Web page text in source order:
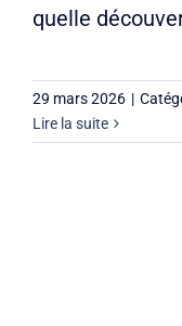
quelle
29 mars 2026 |
Lire la suite